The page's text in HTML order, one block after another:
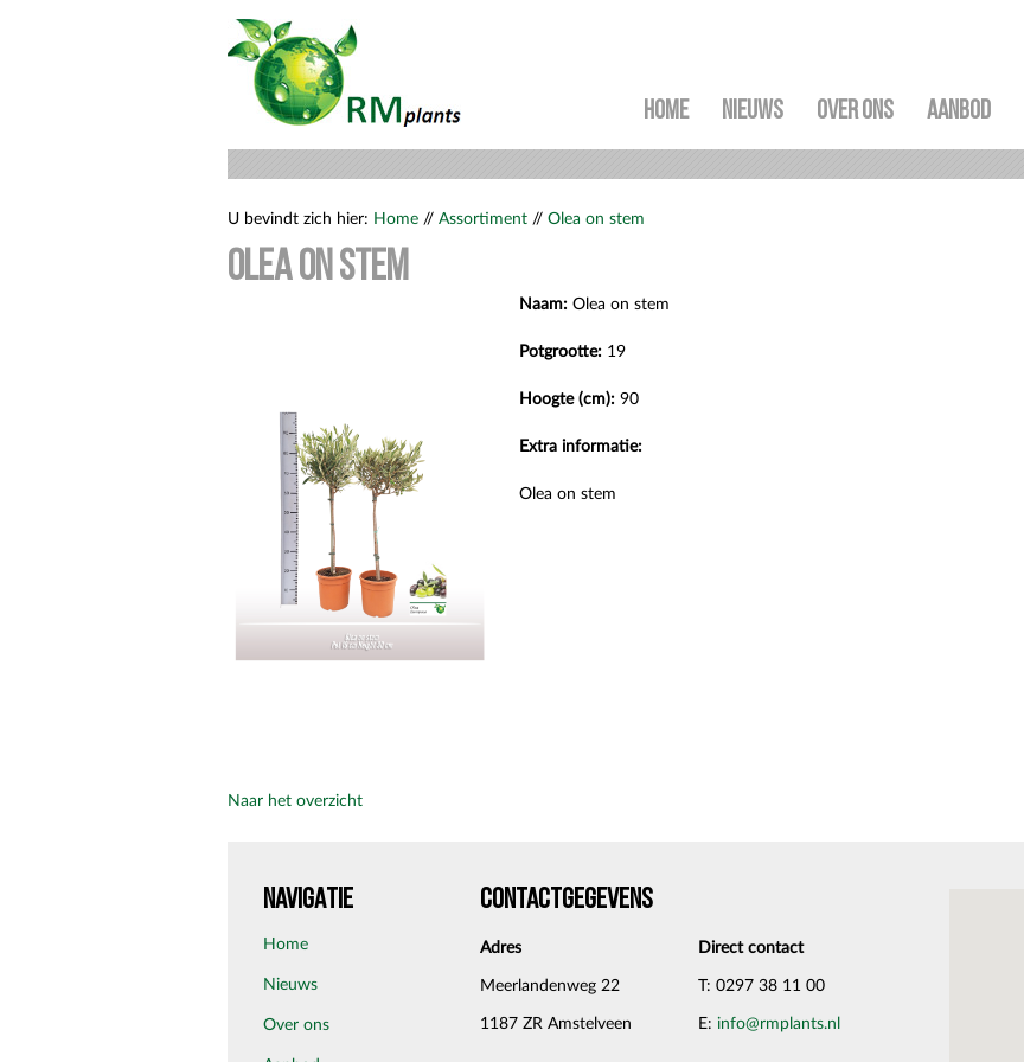
HOME NIEUWS OVER ONS AANBOD
U bevindt zich hier: Home // Assortiment // Olea on stem
Olea on stem
Naam:Olea on stem
Potgrootte:19
Hoogte (cm):90
Extra informatie:
Olea on stem
Naar het overzicht
NAVIGATIE
home
nieuws
over ons
CONTACTGEGEVENS
Adres
Meerlandenweg 22
1187 ZR Amstelveen
Direct contact
T: 0297 38 11 00
E: info@rmplants.nl